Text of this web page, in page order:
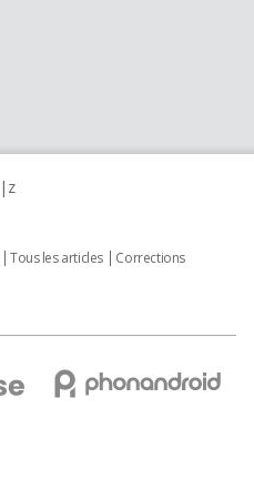
z
Tous les articles
Corrections